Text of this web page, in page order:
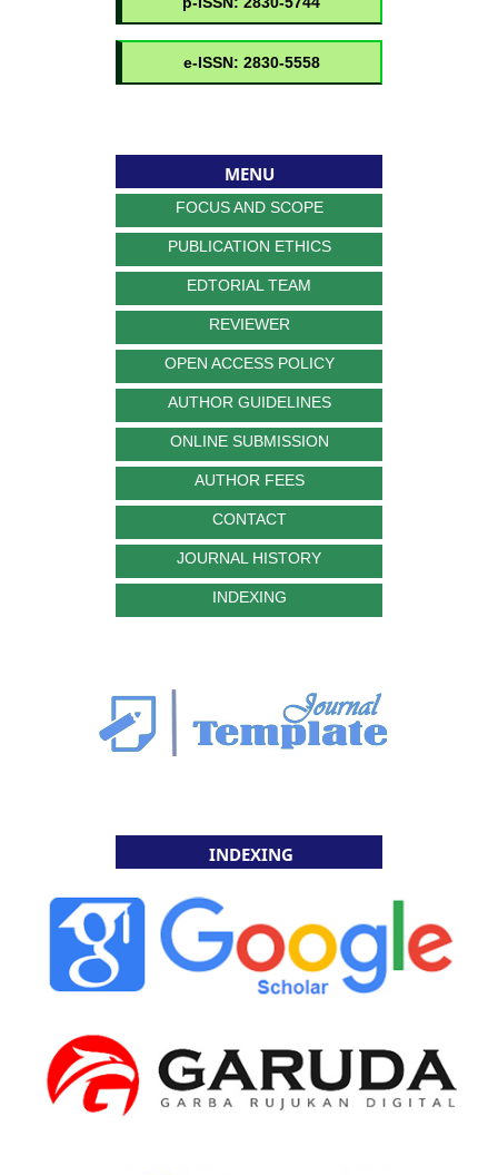
MENU
FOCUS AND SCOPE
PUBLICATION ETHICS
EDTORIAL TEAM
REVIEWER
OPEN ACCESS POLICY
AUTHOR GUIDELINES
ONLINE SUBMISSION
AUTHOR FEES
CONTACT
JOURNAL HISTORY
INDEXING
INDEXING